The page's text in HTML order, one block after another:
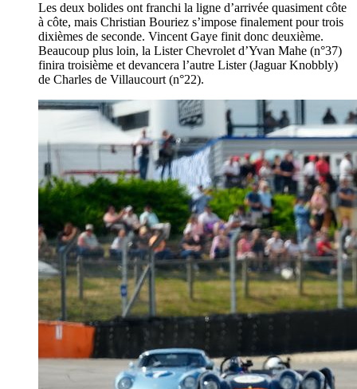
Les deux bolides ont franchi la ligne d’arrivée quasiment côte
à côte, mais Christian Bouriez s’impose finalement pour trois
dixièmes de seconde. Vincent Gaye finit donc deuxième.
Beaucoup plus loin, la Lister Chevrolet d’Yvan Mahe (n°37)
finira troisième et devancera l’autre Lister (Jaguar Knobbly)
de Charles de Villaucourt (n°22).